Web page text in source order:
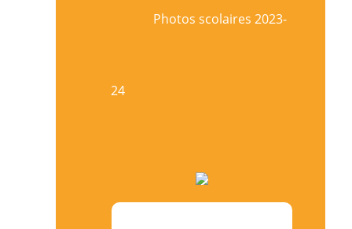
Photos scolaires 2023-
24